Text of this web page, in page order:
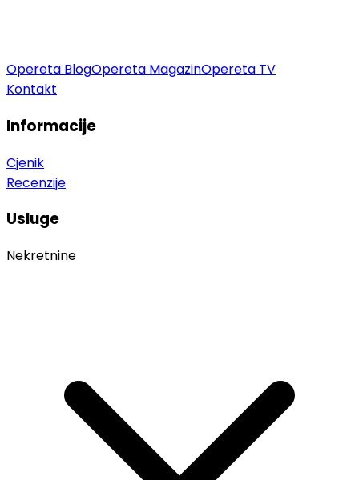
Opereta BlogOpereta MagazinOpereta TV
Kontakt
Informacije
Cjenik
Recenzije
Usluge
Nekretnine